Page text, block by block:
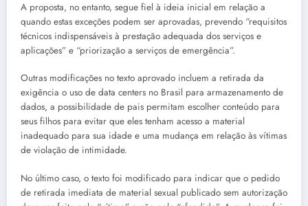
A proposta, no entanto, segue fiel à ideia inicial em relação a
quando estas exceções podem ser aprovadas, prevendo “requisitos
técnicos indispensáveis à prestação adequada dos serviços e
aplicações” e “priorização a serviços de emergência”.
Outras modificações no texto aprovado incluem a retirada da
exigência o uso de data centers no Brasil para armazenamento de
dados, a possibilidade de pais permitam escolher conteúdo para
seus filhos para evitar que eles tenham acesso a material
inadequado para sua idade e uma mudança em relação às vítimas
de violação de intimidade.
No último caso, o texto foi modificado para indicar que o pedido
de retirada imediata de material sexual publicado sem autorização